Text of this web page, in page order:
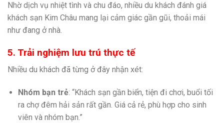
Nhờ dịch vụ nhiệt tình và chu đáo, nhiều du khách đánh giá
khách sạn Kim Châu mang lại cảm giác gần gũi, thoải mái
như đang ở nhà.
5. Trải nghiệm lưu trú thực tế
Nhiều du khách đã từng ở đây nhận xét:
Nhóm bạn trẻ: “Khách sạn gần biển, tiện đi chơi, buổi tối
ra chợ đêm hải sản rất gần. Giá cả rẻ, phù hợp cho sinh
viên và nhóm bạn.”